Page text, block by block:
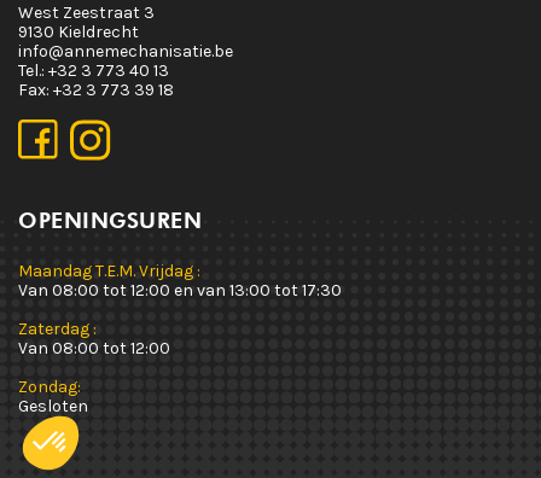
OPENINGSUREN
Maandag T.E.M. Vrijdag :
Van 08:00 tot 12:00 en van 13:00 tot 17:30
Zaterdag :
Van 08:00 tot 12:00
Zondag:
Gesloten
West Zeestraat 3
9130 Kieldrecht
info@annemechanisatie.be
Tel.: +32 3 773 40 13
Fax: +32 3 773 39 18